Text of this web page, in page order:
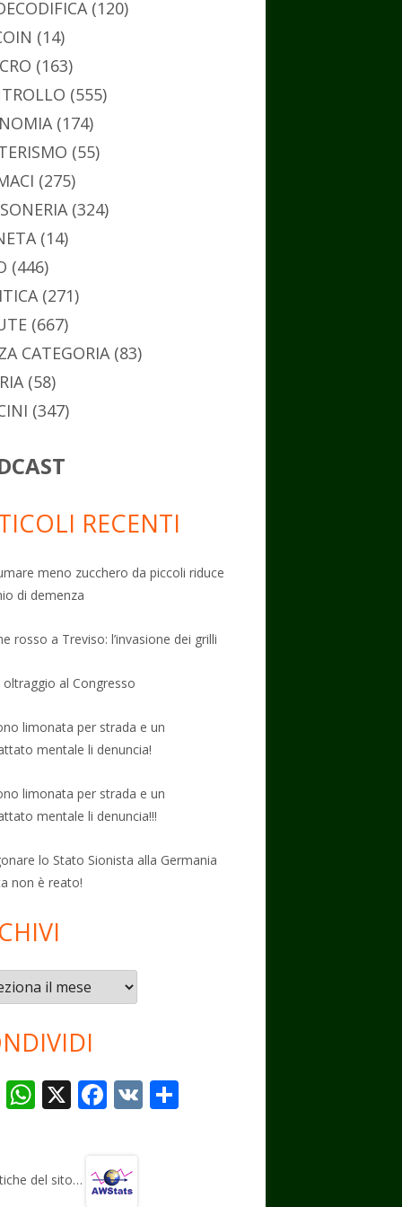
(120)
(14)
(163)
(555)
(174)
(55)
(275)
(324)
(14)
(446)
(271)
(667)
CATEGORIA(83)
(58)
(347)
RECENTI
meno zucchero da piccoli riduce
di demenza
rosso a Treviso: l’invasione dei grilli
oltraggio al Congresso
limonata per strada e un
mentale li denuncia!
limonata per strada e un
mentale li denuncia!!!
lo Stato Sionista alla Germania
non è reato!
T
gr
W
s
X F
b
V
del sito…